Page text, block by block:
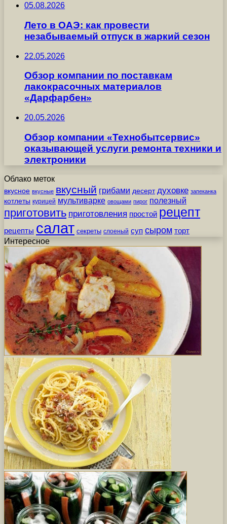
05.08.2026
Лето в ОАЭ: как провести
незабываемый отпуск в жаркий сезон
22.05.2026
Обзор компании по поставкам
лакокрасочных материалов
«Дарфарбен»
20.05.2026
Обзор компании «Технобытсервис»
оказывающей услуги ремонта техники и
электроники
Облако меток
вкусное вкусные вкусный грибами десерт духовке запеканка
котлеты курицей мультиварке овощами пирог полезный
приготовить приготовления простой рецепт
рецепты салат секреты слоеный суп сыром торт
Интересное